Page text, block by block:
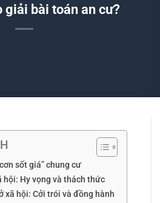
giải bài toán an cư?
sốt giá” chung cư
hội: Hy vọng và thách thức
xã hội: Cởi trói và đồng hành